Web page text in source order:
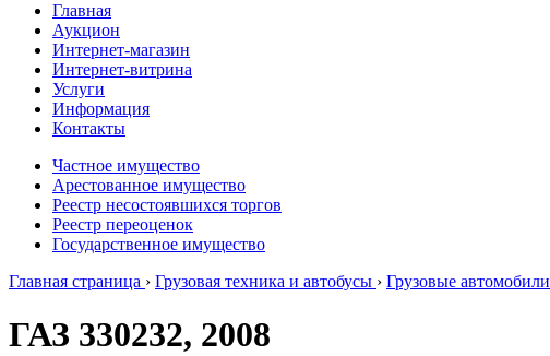
Главная
Аукцион
Интернет-магазин
Интернет-витрина
Услуги
Информация
Контакты
Частное имущество
Арестованное имущество
Реестр несостоявшихся торгов
Реестр переоценок
Государственное имущество
Главная страница › Грузовая техника и автобусы › Грузовые автомобили
ГАЗ 330232, 2008